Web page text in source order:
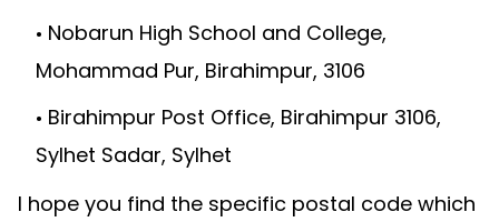
Nobarun High School and College,
Mohammad Pur, Birahimpur, 3106
Birahimpur Post Office, Birahimpur 3106,
Sylhet Sadar, Sylhet
I hope you find the specific postal code which